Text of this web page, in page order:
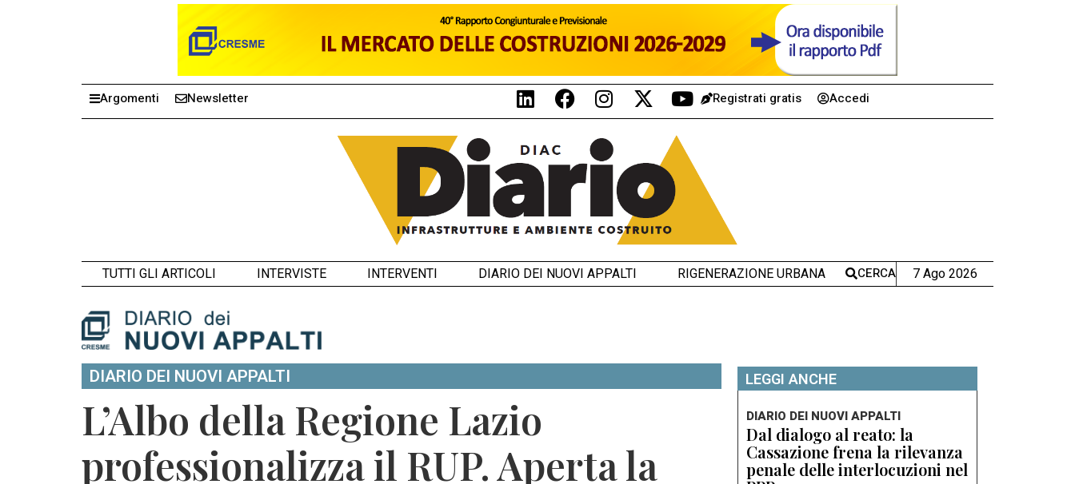
Argomenti Newsletter Registrati gratis Accedi
TUTTI GLI ARTICOLI INTERVISTE INTERVENTI DIARIO DEI NUOVI APPALTI RIGENERAZIONE URBANA CERCA 7 Ago 2026
DIARIO DEI NUOVI APPALTI
L’Albo della Regione Lazio
professionalizza il RUP. Aperta la
LEGGI ANCHE
DIARIO DEI NUOVI APPALTI
Dal dialogo al reato: la
Cassazione frena la rilevanza
penale delle interlocuzioni nel